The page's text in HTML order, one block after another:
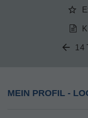
14
MEIN PROFIL -